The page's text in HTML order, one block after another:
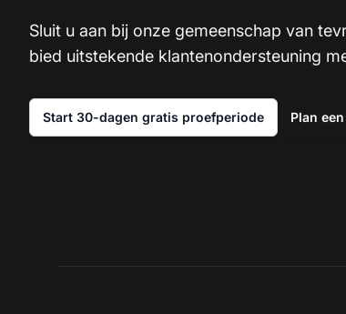
Sluit u aan bij onze gemeenschap van
bied uitstekende klantenondersteuning
Start 30-dagen gratis proefperiode Plan